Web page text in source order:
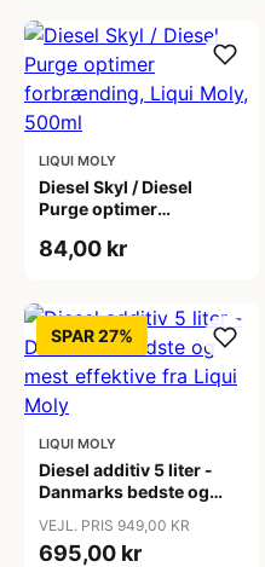
LIQUI MOLY
Diesel Skyl / Diesel
Purge optimer
500ml
84,00 kr
SPAR 27%
LIQUI MOLY
Diesel additiv 5 liter -
Danmarks bedste og
Moly
VEJL. PRIS 949,00 KR
695,00 kr